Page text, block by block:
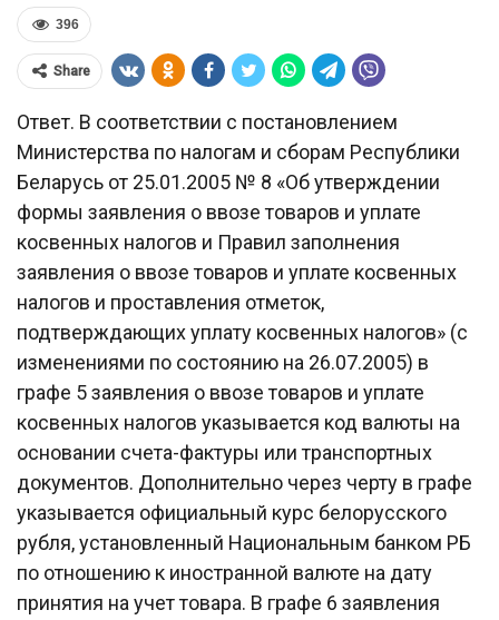
396
Share
Ответ. В соответствии с постановлением
Министерства по налогам и сборам Республики
Беларусь от 25.01.2005 № 8 «Об утверждении
формы заявления о ввозе товаров и уплате
косвенных налогов и Правил заполнения
заявления о ввозе товаров и уплате косвенных
налогов и проставления отметок,
подтверждающих уплату косвенных налогов» (с
изменениями по состоянию на 26.07.2005) в
графе 5 заявления о ввозе товаров и уплате
косвенных налогов указывается код валюты на
основании счета-фактуры или транспортных
документов. Дополнительно через черту в графе
указывается официальный курс белорусского
рубля, установленный Национальным банком РБ
по отношению к иностранной валюте на дату
принятия на учет товара. В графе 6 заявления